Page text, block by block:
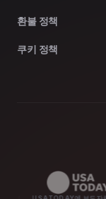
환불 정책
쿠키 정책